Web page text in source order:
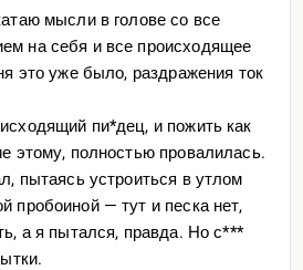
мысли в голове со все
на себя и все происходящее
это уже было, раздражения ток
пи*дец, и пожить как
этому, полностью провалилась.
пытаясь устроиться в утлом
пробоиной — тут и песка нет,
а я пытался, правда. Но с***